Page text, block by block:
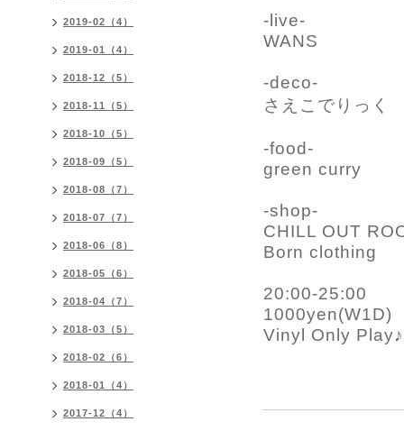
-live-
WANS
-deco-
さえこでりっく
-food-
green curry
-shop-
CHILL OUT
Born clothing
20:00-25:00
1000yen(W1D)
Vinyl Only Play♪
2019-02（4）
2019-01（4）
2018-12（5）
2018-11（5）
2018-10（5）
2018-09（5）
2018-08（7）
2018-07（7）
2018-06（8）
2018-05（6）
2018-04（7）
2018-03（5）
2018-02（6）
2018-01（4）
2017-12（4）